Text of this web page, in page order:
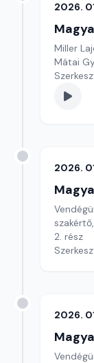
2026.
Miller
Mátai
2026.
2. rész
2026.